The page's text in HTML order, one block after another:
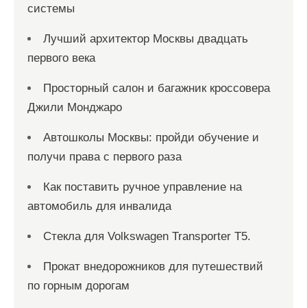
системы
Лучший архитектор Москвы двадцать
первого века
Просторный салон и багажник кроссовера
Джили Монджаро
Автошколы Москвы: пройди обучение и
получи права с первого раза
Как поставить ручное управление на
автомобиль для инвалида
Стекла для Volkswagen Transporter T5.
Прокат внедорожников для путешествий
по горным дорогам